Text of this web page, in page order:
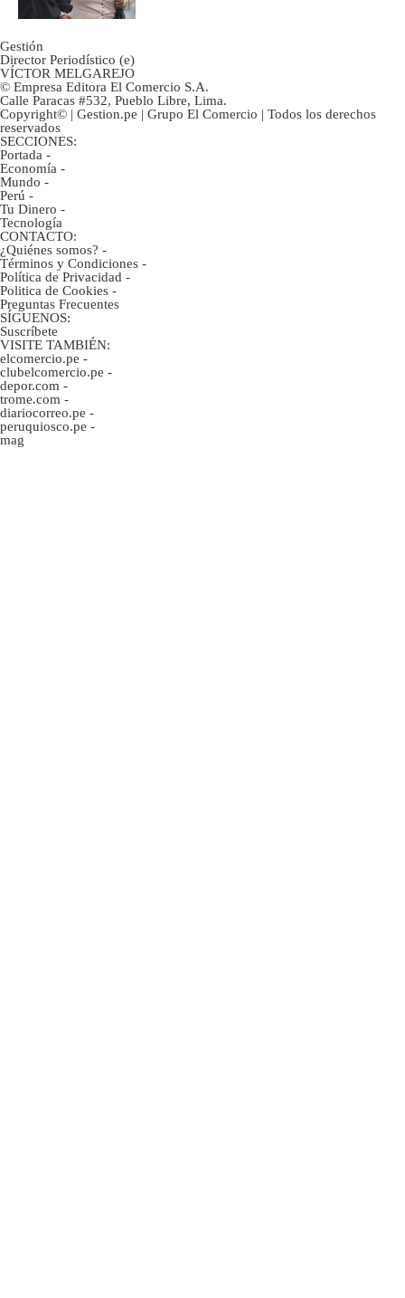
Gestión
Director Periodístico (e)
VÍCTOR MELGAREJO
© Empresa Editora El Comercio S.A.
Calle Paracas #532, Pueblo Libre, Lima.
Copyright© | Gestion.pe | Grupo El Comercio | Todos los derechos
reservados
SECCIONES:
Portada -
Economía -
Mundo -
Perú -
Tu Dinero -
Tecnología
CONTACTO:
¿Quiénes somos? -
Términos y Condiciones -
Política de Privacidad -
Politica de Cookies -
Preguntas Frecuentes
SÍGUENOS:
Suscríbete
VISITE TAMBIÉN:
elcomercio.pe -
clubelcomercio.pe -
depor.com -
trome.com -
diariocorreo.pe -
peruquiosco.pe -
mag